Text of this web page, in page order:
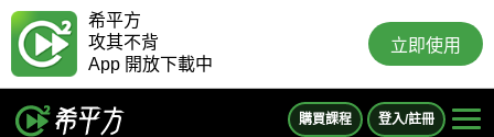
希平方
攻其不背
App 開放下載中
立即使用
購買課程 登入/註冊